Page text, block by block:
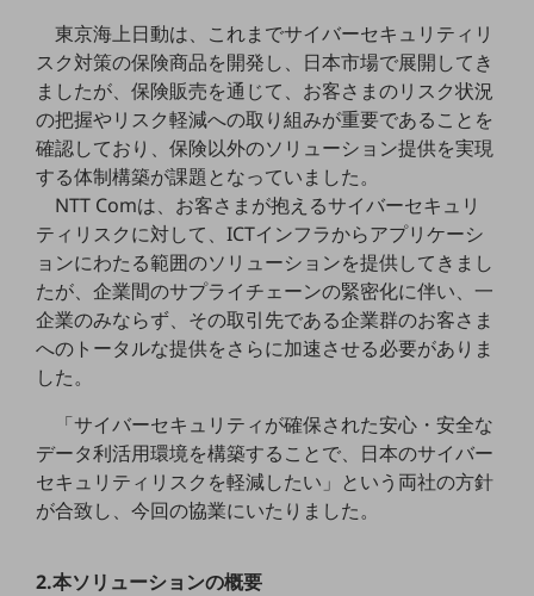
業務効率化
災害対策
職場環境整備
地域共創・地方創生
セキュリティ対策
遠隔監視
顧客体験（CX）改善
自動化・省電化
人材不足解消
業種・業態で探すTOP
自治体
一次産業
東京海上日動は、これまでサイバーセキュリティリ
スク対策の保険商品を開発し、日本市場で展開してき
ましたが、保険販売を通じて、お客さまのリスク状況
の把握やリスク軽減への取り組みが重要であることを
確認しており、保険以外のソリューション提供を実現
する体制構築が課題となっていました。
NTT Comは、お客さまが抱えるサイバーセキュリ
ティリスクに対して、ICTインフラからアプリケーシ
ョンにわたる範囲のソリューションを提供してきまし
たが、企業間のサプライチェーンの緊密化に伴い、一
企業のみならず、その取引先である企業群のお客さま
へのトータルな提供をさらに加速させる必要がありま
した。
「サイバーセキュリティが確保された安心・安全な
データ利活用環境を構築することで、日本のサイバー
セキュリティリスクを軽減したい」という両社の方針
が合致し、今回の協業にいたりました。
2.本ソリューションの概要